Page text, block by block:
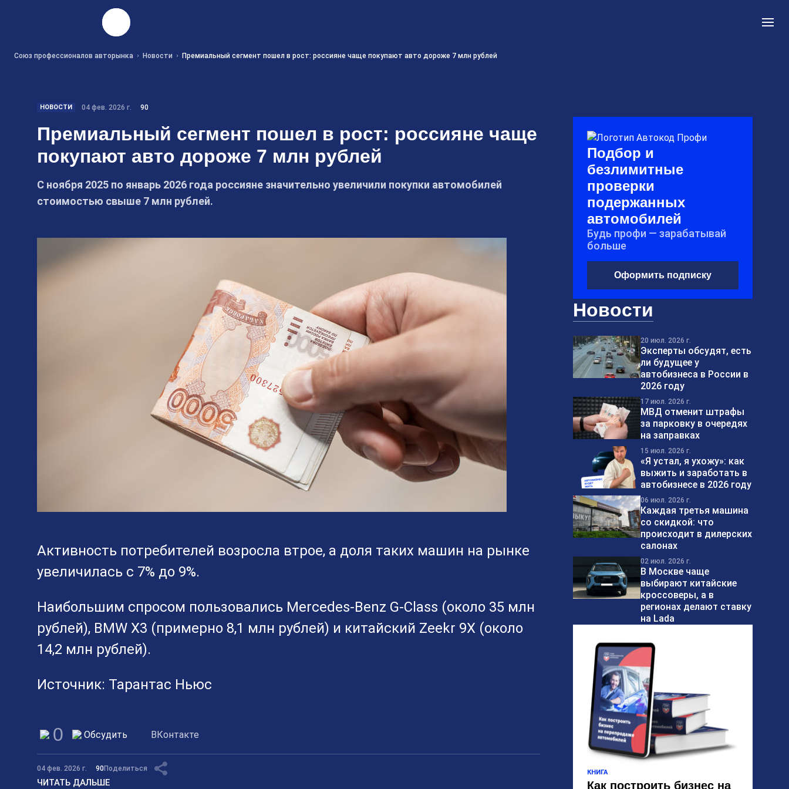
Союз профессионалов авторынка Новости Премиальный сегмент пошел в рост: россияне чаще покупают авто дороже 7 млн рублей
НОВОСТИ 04 фев. 2026 г. 90
Премиальный сегмент пошел в рост: россияне чаще
покупают авто дороже 7 млн рублей
С ноября 2025 по январь 2026 года россияне значительно увеличили покупки автомобилей
стоимостью свыше 7 млн рублей.
Активность потребителей возросла втрое, а доля таких машин на рынке
увеличилась с 7% до 9%.
Наибольшим спросом пользовались Mercedes-Benz G-Class (около 35 млн
рублей), BMW X3 (примерно 8,1 млн рублей) и китайский Zeekr 9X (около
14,2 млн рублей).
Источник: Тарантас Ньюс
0 Обсудить ВКонтакте
04 фев. 2026 г. 90Поделиться
ЧИТАТЬ ДАЛЬШЕ
Подбор и
безлимитные
проверки
подержанных
автомобилей
Будь профи — зарабатывай
больше
Оформить подписку
Новости
20 июл. 2026 г.
Эксперты обсудят, есть
ли будущее у
автобизнеса в России в
2026 году
17 июл. 2026 г.
МВД отменит штрафы
за парковку в очередях
на заправках
15 июл. 2026 г.
«Я устал, я ухожу»: как
выжить и заработать в
автобизнесе в 2026 году
06 июл. 2026 г.
Каждая третья машина
со скидкой: что
происходит в дилерских
салонах
02 июл. 2026 г.
В Москве чаще
выбирают китайские
кроссоверы, а в
регионах делают ставку
на Lada
КНИГА
Как построить бизнес на